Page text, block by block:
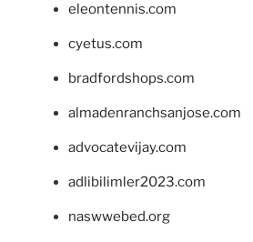
eleontennis.com
cyetus.com
bradfordshops.com
almadenranchsanjose.com
advocatevijay.com
adlibilimler2023.com
naswwebed.org